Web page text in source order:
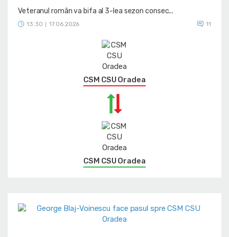
Veteranul român va bifa al 3-lea sezon consec...
13:30 17.06.2026 11
CSM CSU Oradea
CSM CSU Oradea